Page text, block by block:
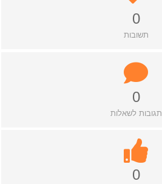
0
תשובות
0
תגובות לשאלות
0